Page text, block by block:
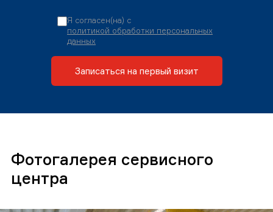
Я согласен(на) с
политикой обработки персональных
данных
Записаться на первый визит
Фотогалерея сервисного
центра